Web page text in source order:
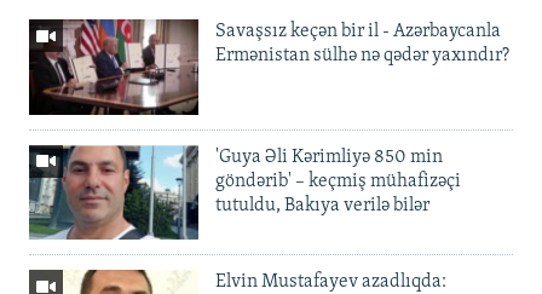
Savaşsız keçən bir il - Azərbaycanla
Ermənistan sülhə nə qədər yaxındır?
'Guya Əli Kərimliyə 850 min
göndərib' – keçmiş mühafizəçi
tutuldu, Bakıya verilə bilər
Elvin Mustafayev azadlıqda: